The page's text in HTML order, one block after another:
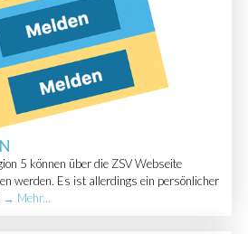
5 können über die ZSV Webseite
werden. Es ist allerdings ein persönlicher
→ Mehr...